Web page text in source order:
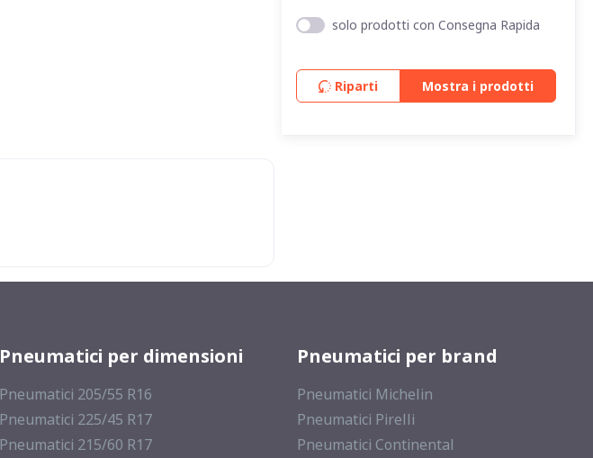
solo prodotti con Consegna Rapida
Riparti Mostra i prodotti
Pneumatici per dimensioni
Pneumatici 205/55 R16
Pneumatici 225/45 R17
Pneumatici 215/60 R17
Pneumatici per brand
Pneumatici Michelin
Pneumatici Pirelli
Pneumatici Continental